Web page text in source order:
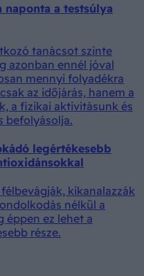
a testsúlya
tanácsot szinte
azonban ennél jóval
mennyi folyadékra
az időjárás, hanem a
a fizikai aktivitásunk és
befolyásolja.
legértékesebb
kikanalazzák
nélkül a
éppen ez lehet a
része.